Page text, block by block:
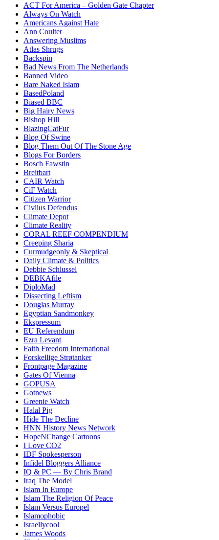
ACT For America – Golden Gate Chapter
Always On Watch
Americans Against Hate
Ann Coulter
Answering Muslims
Atlas Shrugs
Backspin
Bad News From The Netherlands
Banned Video
Bare Naked Islam
BasedPoland
Biased BBC
Big Hairy News
Bishop Hill
BlazingCatFur
Blog Of Swine
Blog Them Out Of The Stone Age
Blogs For Borders
Bosch Fawstin
Breitbart
CAIR Watch
CiF Watch
Citizen Warrior
Civilus Defendus
Climate Depot
Climate Reality
CORAL REEF COMPENDIUM
Creeping Sharia
Curmudgeonly & Skeptical
Daily Climate & Politics
Debbie Schlussel
DEBKAfile
DiploMad
Dissecting Leftism
Douglas Murray
Egyptian Sandmonkey
Ekspressum
EU Referendum
Ezra Levant
Faith Freedom International
Forskellige Strøtanker
Frontpage Magazine
Gates Of Vienna
GOPUSA
Gotnews
Greenie Watch
Halal Pig
Hide The Decline
HNN History News Network
HopeNChange Cartoons
I Love CO2
IDF Spokesperson
Infidel Bloggers Alliance
IQ & PC — By Chris Brand
Iraq The Model
Islam In Europe
Islam The Religion Of Peace
Islam Versus Europel
Islamophobic
Israellycool
James Woods